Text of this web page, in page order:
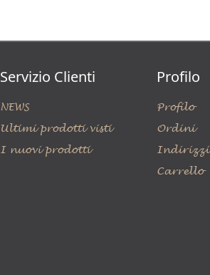
Servizio Clienti
NEWS
Ultimi prodotti visti
I nuovi prodotti
Profilo
Profilo
Ordini
Indirizzi
Carrello